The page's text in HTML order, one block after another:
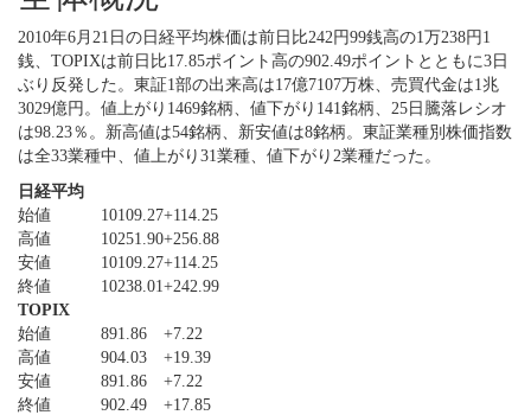
2010年6月21日の日経平均株価は前日比242円99銭高の1万238円1
銭、TOPIXは前日比17.85ポイント高の902.49ポイントとともに3日
ぶり反発した。東証1部の出来高は17億7107万株、売買代金は1兆
3029億円。値上がり1469銘柄、値下がり141銘柄、25日騰落レシオ
は98.23％。新高値は54銘柄、新安値は8銘柄。東証業種別株価指数
は全33業種中、値上がり31業種、値下がり2業種だった。
日経平均
始値
10109.27+114.25
高値
10251.90+256.88
安値
10109.27+114.25
終値
10238.01+242.99
TOPIX
始値
891.86
+7.22
高値
904.03
+19.39
安値
891.86
+7.22
終値
902.49
+17.85